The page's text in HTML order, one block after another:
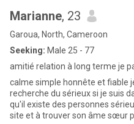
Marianne, 23
Garoua, North, Cameroon
Seeking: Male 25 - 77
amitié relation à long terme je
calme simple honnête et fiable
recherche du sérieux si je suis
qu'il existe des personnes
site et à trouver son âme sœur